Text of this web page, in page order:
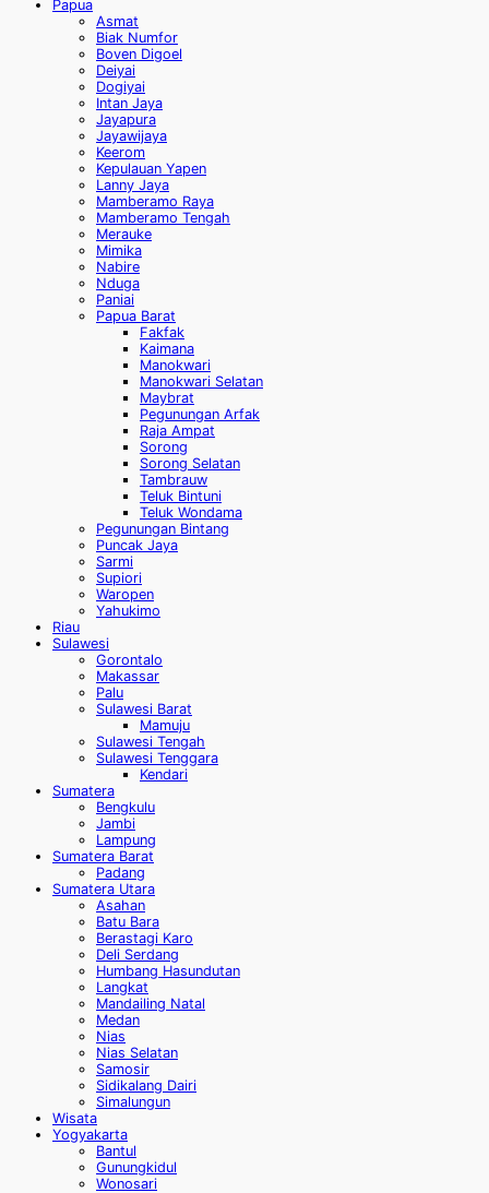
Papua
Asmat
Biak Numfor
Boven Digoel
Deiyai
Dogiyai
Intan Jaya
Jayapura
Jayawijaya
Keerom
Kepulauan Yapen
Lanny Jaya
Mamberamo Raya
Mamberamo Tengah
Merauke
Mimika
Nabire
Nduga
Paniai
Papua Barat
Fakfak
Kaimana
Manokwari
Manokwari Selatan
Maybrat
Pegunungan Arfak
Raja Ampat
Sorong
Sorong Selatan
Tambrauw
Teluk Bintuni
Teluk Wondama
Pegunungan Bintang
Puncak Jaya
Sarmi
Supiori
Waropen
Yahukimo
Riau
Sulawesi
Gorontalo
Makassar
Palu
Sulawesi Barat
Mamuju
Sulawesi Tengah
Sulawesi Tenggara
Kendari
Sumatera
Bengkulu
Jambi
Lampung
Sumatera Barat
Padang
Sumatera Utara
Asahan
Batu Bara
Berastagi Karo
Deli Serdang
Humbang Hasundutan
Langkat
Mandailing Natal
Medan
Nias
Nias Selatan
Samosir
Sidikalang Dairi
Simalungun
Wisata
Yogyakarta
Bantul
Gunungkidul
Wonosari